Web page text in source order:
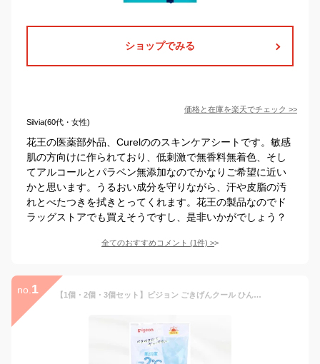
ショップでみる
価格と在庫を楽天でチェック >>
Silvia(60代・女性)
花王の医薬部外品、Curelののスキンケアシートです。敏感
肌の方向けに作られており、低刺激で無香料無着色、そし
てアルコールとパラベン無添加なのでかなりご希望に近い
かと思います。うるおい成分を守りながら、汗や皮脂の汚
れとべたつきを拭きとってくれます。花王の製品なのでド
ラッグストアでも買えそうですし、是非いかがでしょう？
全てのおすすめコメント (1件) >
no. 1 【1個・2個・3個セット】ピジョン ごきげんクール ひんやり全身シート 20枚入 ベビー 冷感シート 汗拭きシート ボディシート 顔 体用 汗対策 ベタつき対策 子供 赤ちゃん ノンアルコール 無添加